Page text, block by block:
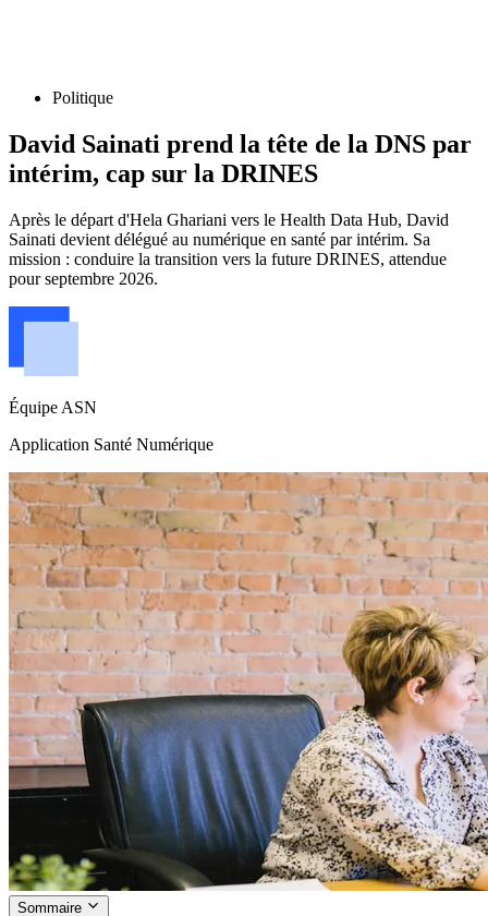
Politique
David Sainati prend la tête de la DNS par
intérim, cap sur la DRINES
Après le départ d'Hela Ghariani vers le Health Data Hub, David
Sainati devient délégué au numérique en santé par intérim. Sa
mission : conduire la transition vers la future DRINES, attendue
pour septembre 2026.
Équipe ASN
Application Santé Numérique
Sommaire